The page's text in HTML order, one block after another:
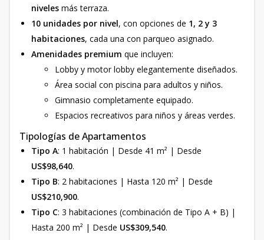
niveles más terraza.
10 unidades por nivel, con opciones de 1, 2 y 3
habitaciones, cada una con parqueo asignado.
Amenidades premium que incluyen:
Lobby y motor lobby elegantemente diseñados.
Área social con piscina para adultos y niños.
Gimnasio completamente equipado.
Espacios recreativos para niños y áreas verdes.
Tipologías de Apartamentos
Tipo A: 1 habitación | Desde 41 m² | Desde
US$98,640.
Tipo B: 2 habitaciones | Hasta 120 m² | Desde
US$210,900.
Tipo C: 3 habitaciones (combinación de Tipo A + B) |
Hasta 200 m² | Desde US$309,540.